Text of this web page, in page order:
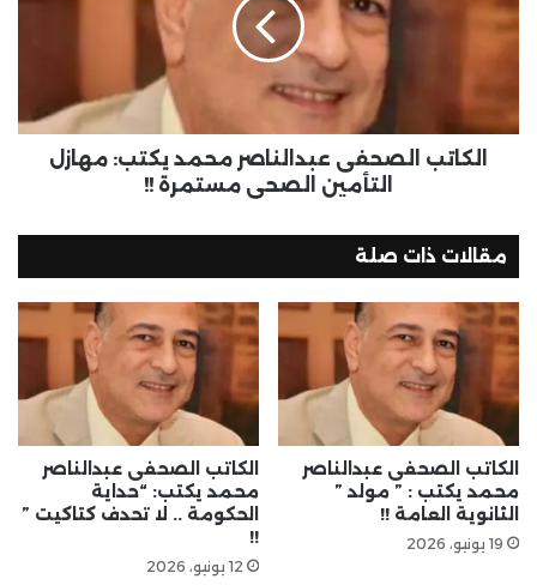
الكاتب الصحفى عبدالناصر محمد يكتب: مهازل
التأمين الصحي مستمرة !!
مقالات ذات صلة
الكاتب الصحفى عبدالناصر
محمد يكتب : ” مولد ”
الثانوية العامة !!
19 يونيو، 2026
الكاتب الصحفى عبدالناصر
محمد يكتب: “حداية
الحكومة .. لا تحدف كتاكيت ”
!!
12 يونيو، 2026